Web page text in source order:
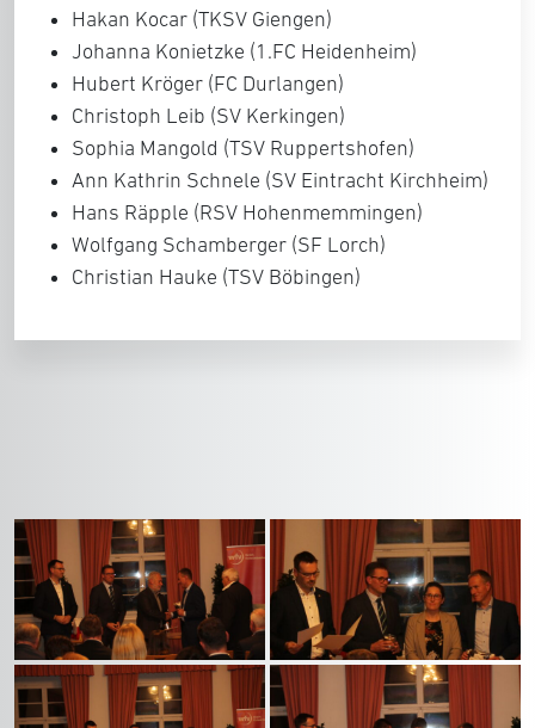
Hakan Kocar (TKSV Giengen)
Johanna Konietzke (1.FC Heidenheim)
Hubert Kröger (FC Durlangen)
Christoph Leib (SV Kerkingen)
Sophia Mangold (TSV Ruppertshofen)
Ann Kathrin Schnele (SV Eintracht Kirchheim)
Hans Räpple (RSV Hohenmemmingen)
Wolfgang Schamberger (SF Lorch)
Christian Hauke (TSV Böbingen)